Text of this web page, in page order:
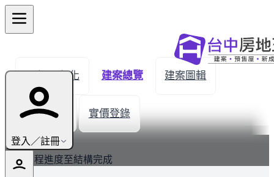
登入／註冊
← 返回彰化 建案總覽 建案圖輯
生活機能 實價登錄
最新
建案工程進度至結構完成